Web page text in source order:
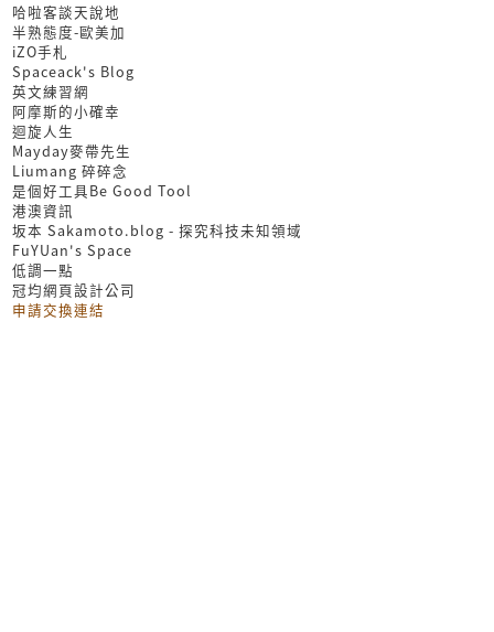
哈啦客談天說地
半熟態度-歐美加
iZO手札
Spaceack's Blog
英文練習網
阿摩斯的小確幸
迴旋人生
Mayday麥帶先生
Liumang 碎碎念
是個好工具Be Good Tool
港澳資訊
坂本 Sakamoto.blog - 探究科技未知領域
FuYUan's Space
低調一點
冠均網頁設計公司
申請交換連結